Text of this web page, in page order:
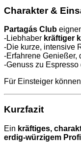
Charakter &
Partagás Club
-Liebhaber kräftiger
-Die kurze, intensive
-Erfahrene Genießer,
-Genuss zu
Für Einsteiger
Kurzfazit
Ein kräftiges,
erdig-würzigem Profil